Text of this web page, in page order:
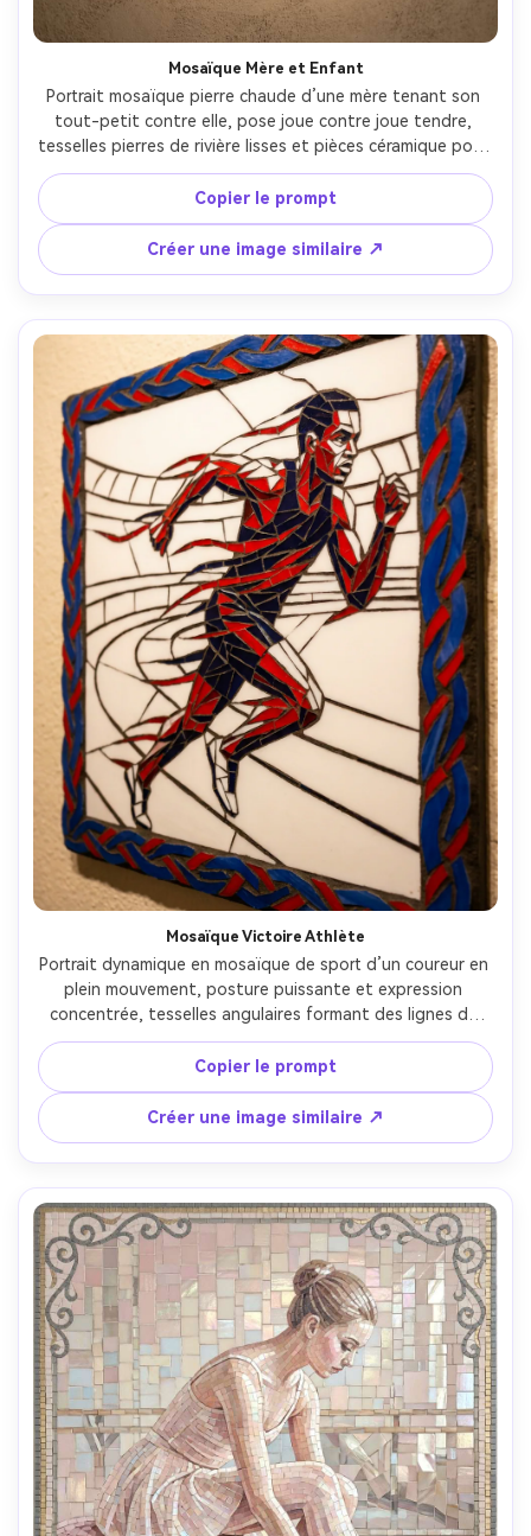
Mosaïque Mère et Enfant
Portrait mosaïque pierre chaude d’une mère tenant son
tout-petit contre elle, pose joue contre joue tendre,
tesselles pierres de rivière lisses et pièces céramique pour
le détail du visage, palette beige-terre et miel, bordure
incurvée douce comme un berceau, ambiance
réconfortante et familiale, placement des carreaux
détaillé, composition douce avec espace négatif
apaisant, objectif 85mm, faible profondeur de champ,
éclairage cinématographique doux --ar 4:5
Copier le prompt
Créer une image similaire ↗
Mosaïque Victoire Athlète
Portrait dynamique en mosaïque de sport d’un coureur en
plein mouvement, posture puissante et expression
concentrée, tesselles angulaires formant des lignes de
mouvement, palette rouge et bleu marine audacieuse
avec accents de carreaux blancs, stade suggéré par arcs
simplifiés, bordure nette comme un ruban de médaille,
ambiance énergique intense, motif de joint détaillé,
composition prête pour poster, objectif 85mm, faible
profondeur de champ --ar 4:5
Copier le prompt
Créer une image similaire ↗